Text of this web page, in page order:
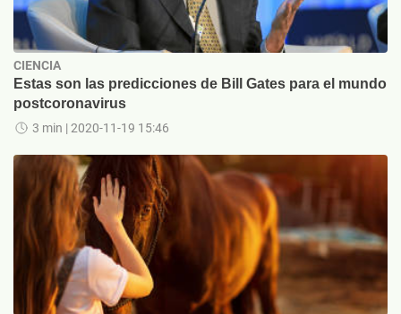
CIENCIA
Estas son las predicciones de Bill Gates para el mundo
postcoronavirus
3 min | 2020-11-19 15:46